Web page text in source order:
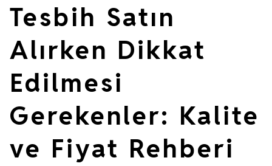
Tesbih Satın
Alırken Dikkat
Edilmesi
Gerekenler: Kalite
ve Fiyat Rehberi